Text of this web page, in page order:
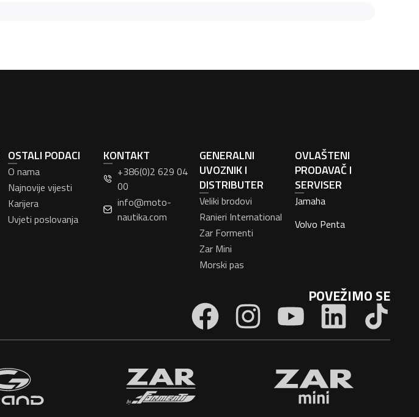
OSTALI PODACI
O nama
Najnovije vijesti
Karijera
Uvjeti poslovanja
KONTAKT
+386(0)2 629 04
00
info@moto-
nautika.com
GENERALNI
UVOZNIK I
DISTRIBUTER
Veliki brodovi
Ranieri International
Zar Formenti
Zar Mini
Morski pas
OVLAŠTENI
PRODAVAČ I
SERVISER
Jamaha
Volvo Penta
POVEŽIMO SE